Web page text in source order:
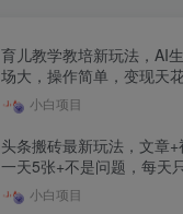
育儿教学教培新玩法，AI
场大，操作简单，变现天
小白项目
头条搬砖最新玩法，文章+
一天5张+不是问题，每天
小白项目